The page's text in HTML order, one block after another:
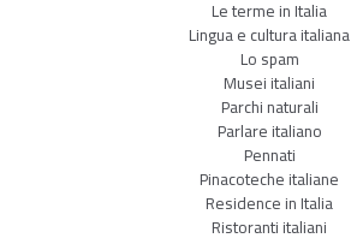
Le terme in Italia
Lingua e cultura italiana
Lo spam
Musei italiani
Parchi naturali
Parlare italiano
Pennati
Pinacoteche italiane
Residence in Italia
Ristoranti italiani